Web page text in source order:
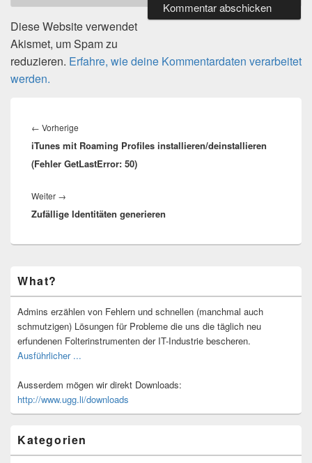
Diese Website verwendet
Akismet, um Spam zu
reduzieren. Erfahre, wie deine Kommentardaten verarbeitet
werden.
← Vorherige
Beitrag:
iTunes mit Roaming Profiles installieren/deinstallieren
(Fehler GetLastError: 50)
Weiter →
Beitrag:
Zufällige Identitäten generieren
Seitenleisten-
Widgetbereich
What?
Admins erzählen von Fehlern und schnellen (manchmal auch
schmutzigen) Lösungen für Probleme die uns die täglich neu
erfundenen Folterinstrumenten der IT-Industrie bescheren.
Ausführlicher ...
Ausserdem mögen wir direkt Downloads:
http://www.ugg.li/downloads
Kategorien